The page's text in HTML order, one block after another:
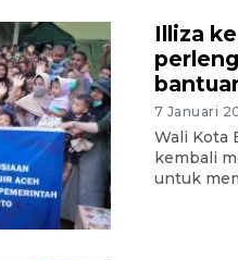
Illiza
7 Januari
Wali Kota
kembali
untuk